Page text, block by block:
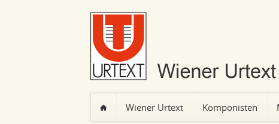
Wiener Urtext Komponisten